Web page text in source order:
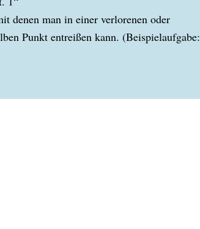
denen man in einer verlorenen oder
Punkt entreißen kann. (Beispielaufgabe: